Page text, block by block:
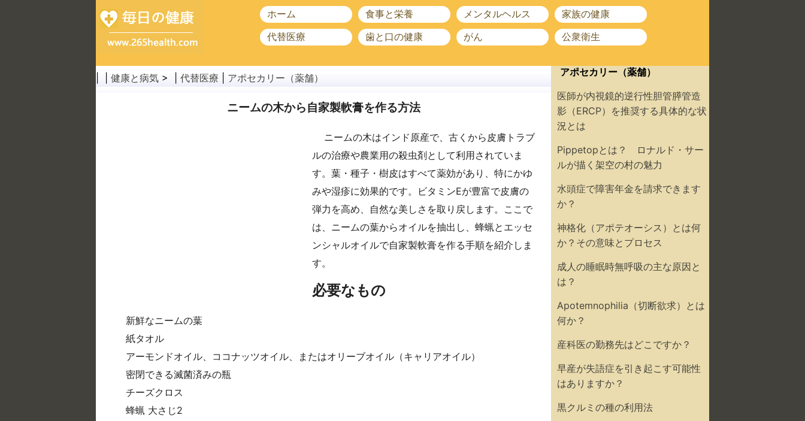
ホーム 食事と栄養 メンタルヘルス
家族の健康
代替医療
歯と口の健康 がん 公衆衛生
健康と病気 > | 代替医療 アポセカリー（薬舗）
ニームの木から自家製軟膏を作る方法
ニームの木はインド原産で、古くから皮膚トラブ
ルの治療や農業用の殺虫剤として利用されていま
す。葉・種子・樹皮はすべて薬効があり、特にかゆ
みや湿疹に効果的です。ビタミンEが豊富で皮膚の
弾力を高め、自然な美しさを取り戻します。ここで
は、ニームの葉からオイルを抽出し、蜂蝋とエッセ
ンシャルオイルで自家製軟膏を作る手順を紹介しま
す。
必要なもの
新鮮なニームの葉
紙タオル
アーモンドオイル、ココナッツオイル、またはオリーブオイル（キャリアオイル）
密閉できる滅菌済みの瓶
チーズクロス
蜂蝋 大さじ2
アポセカリー（薬舗）
医師が内視鏡的逆行性胆管膵管造
影（ERCP）を推奨する具体的な状
況とは
Pippetopとは？ ロナルド・サー
ルが描く架空の村の魅力
水頭症で障害年金を請求できます
か？
神格化（アポテオーシス）とは何
か？その意味とプロセス
成人の睡眠時無呼吸の主な原因と
は？
Apotemnophilia（切断欲求）とは
何か？
産科医の勤務先はどこですか？
早産が失語症を引き起こす可能性
はありますか？
黒クルミの種の利用法